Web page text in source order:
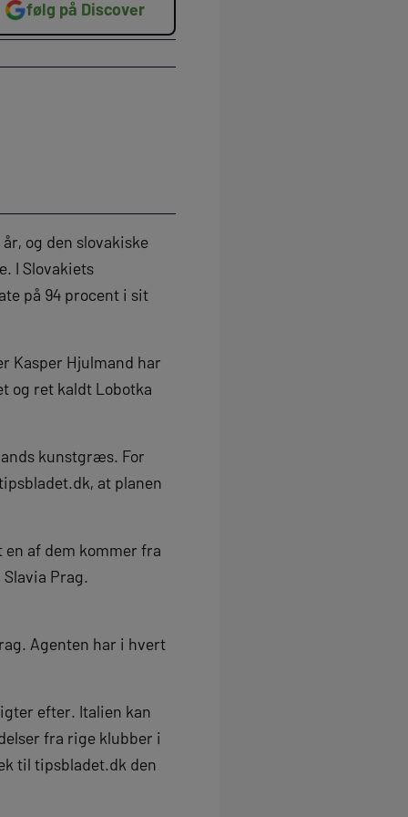
følg på Discover
og den slovakiske
I Slovakiets
på 94 procent i sit
Kasper Hjulmand har
og ret kaldt Lobotka
kunstgræs. For
at planen
af dem kommer fra
Prag.
Agenten har i hvert
efter. Italien kan
fra rige klubber i
til tipsbladet.dk den